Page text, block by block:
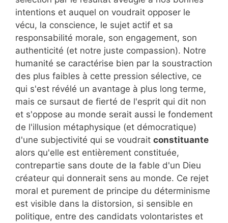
intentions et auquel on voudrait opposer le
vécu, la conscience, le sujet actif et sa
responsabilité morale, son engagement, son
authenticité (et notre juste compassion). Notre
humanité se caractérise bien par la soustraction
des plus faibles à cette pression sélective, ce
qui s'est révélé un avantage à plus long terme,
mais ce sursaut de fierté de l'esprit qui dit non
et s'oppose au monde serait aussi le fondement
de l'illusion métaphysique (et démocratique)
d'une subjectivité qui se voudrait constituante
alors qu'elle est entièrement constituée,
contrepartie sans doute de la fable d'un Dieu
créateur qui donnerait sens au monde. Ce rejet
moral et purement de principe du déterminisme
est visible dans la distorsion, si sensible en
politique, entre des candidats volontaristes et